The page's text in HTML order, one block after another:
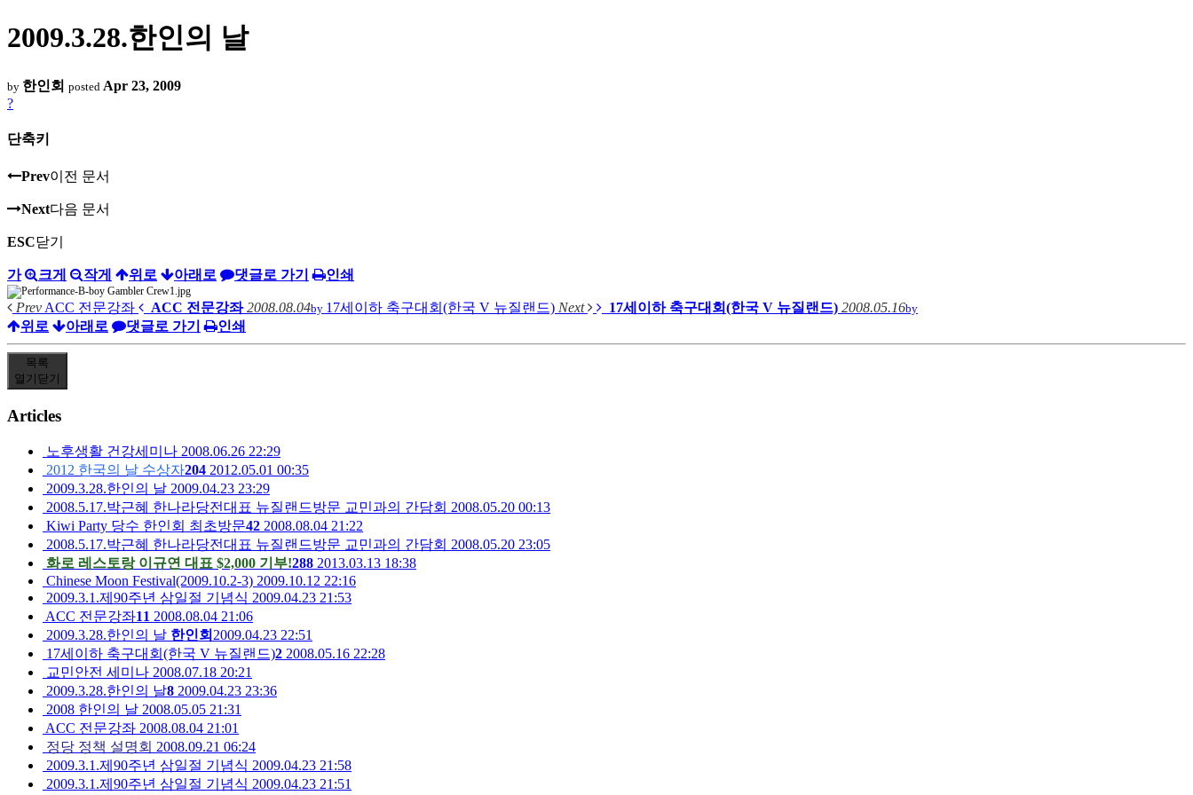
2009.3.28.한인의 날
by 한인회 posted Apr 23, 2009
?
단축키
Prev이전 문서
Next다음 문서
ESC닫기
가 크게 작게 위로 아래로 댓글로 가기 인쇄
PrevACC 전문강좌 ACC 전문강좌 2008.08.04by 17세이하 축구대회(한국 V 뉴질랜드) Next 17세이하 축구대회(한국 V 뉴질랜드) 2008.05.16by
위로 아래로 댓글로 가기 인쇄
목록
열기 닫기
Articles
노후생활 건강세미나 2008.06.26 22:29
2012 한국의 날 수상자204 2012.05.01 00:35
2009.3.28.한인의 날 2009.04.23 23:29
2008.5.17.박근혜 한나라당전대표 뉴질랜드방문 교민과의 간담회 2008.05.20 00:13
Kiwi Party 당수 한인회 최초방문42 2008.08.04 21:22
2008.5.17.박근혜 한나라당전대표 뉴질랜드방문 교민과의 간담회 2008.05.20 23:05
화로 레스토랑 이규연 대표 $2,000 기부!288 2013.03.13 18:38
Chinese Moon Festival(2009.10.2-3) 2009.10.12 22:16
2009.3.1.제90주년 삼일절 기념식 2009.04.23 21:53
ACC 전문강좌11 2008.08.04 21:06
2009.3.28.한인의 날 한인회 2009.04.23 22:51
17세이하 축구대회(한국 V 뉴질랜드)2 2008.05.16 22:28
교민안전 세미나 2008.07.18 20:21
2009.3.28.한인의 날8 2009.04.23 23:36
2008 한인의 날 2008.05.05 21:31
ACC 전문강좌 2008.08.04 21:01
정당 정책 설명회 2008.09.21 06:24
2009.3.1.제90주년 삼일절 기념식 2009.04.23 21:58
2009.3.1.제90주년 삼일절 기념식 2009.04.23 21:51